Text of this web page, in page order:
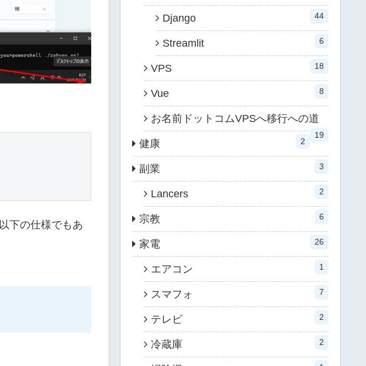
下の仕様でもあ
Django 44
Streamlit 6
VPS 18
Vue 8
お名前ドットコムVPSへ移行への道
19
健康 2
副業 3
Lancers 2
宗教 6
家電 26
エアコン 1
スマフォ 7
テレビ 2
冷蔵庫 2